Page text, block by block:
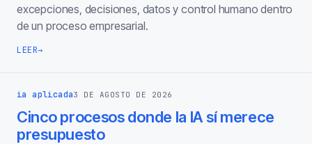
excepciones, decisiones, datos y control humano dentro
de un proceso empresarial.
LEER→
ia aplicada3 DE AGOSTO DE 2026
Cinco procesos donde la IA sí merece
presupuesto